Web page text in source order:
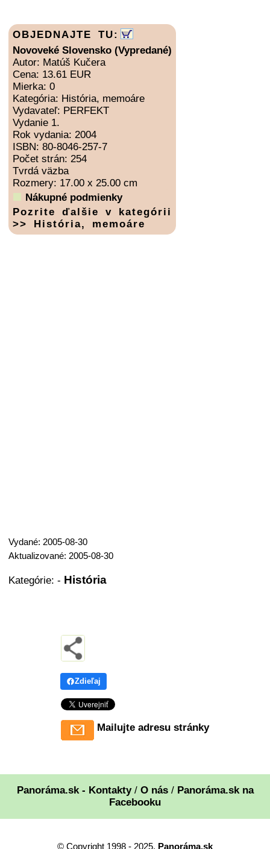
OBJEDNAJTE TU:
Novoveké Slovensko (Vypredané)
Autor: Matúš Kučera
Cena: 13.61 EUR
Mierka: 0
Kategória: História, memoáre
Vydavateľ: PERFEKT
Vydanie 1.
Rok vydania: 2004
ISBN: 80-8046-257-7
Počet strán: 254
Tvrdá väzba
Rozmery: 17.00 x 25.00 cm
Nákupné podmienky
Pozrite ďalšie v kategórii
>> História, memoáre
Vydané: 2005-08-30
Aktualizované: 2005-08-30
Kategórie: - História
Zdieľaj
Mailujte adresu stránky
Panoráma.sk - Kontakty/ O nás/ Panoráma.sk na
Facebooku
© Copyright 1998 - 2025, Panoráma.sk